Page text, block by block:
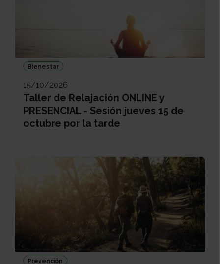
Bienestar
15/10/2026
Taller de Relajación ONLINE y
PRESENCIAL - Sesión jueves 15 de
octubre por la tarde
Prevención